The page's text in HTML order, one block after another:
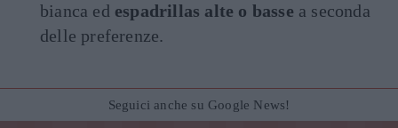
bianca ed espadrillas alte o basse a seconda
delle preferenze.
Seguici anche su Google News!